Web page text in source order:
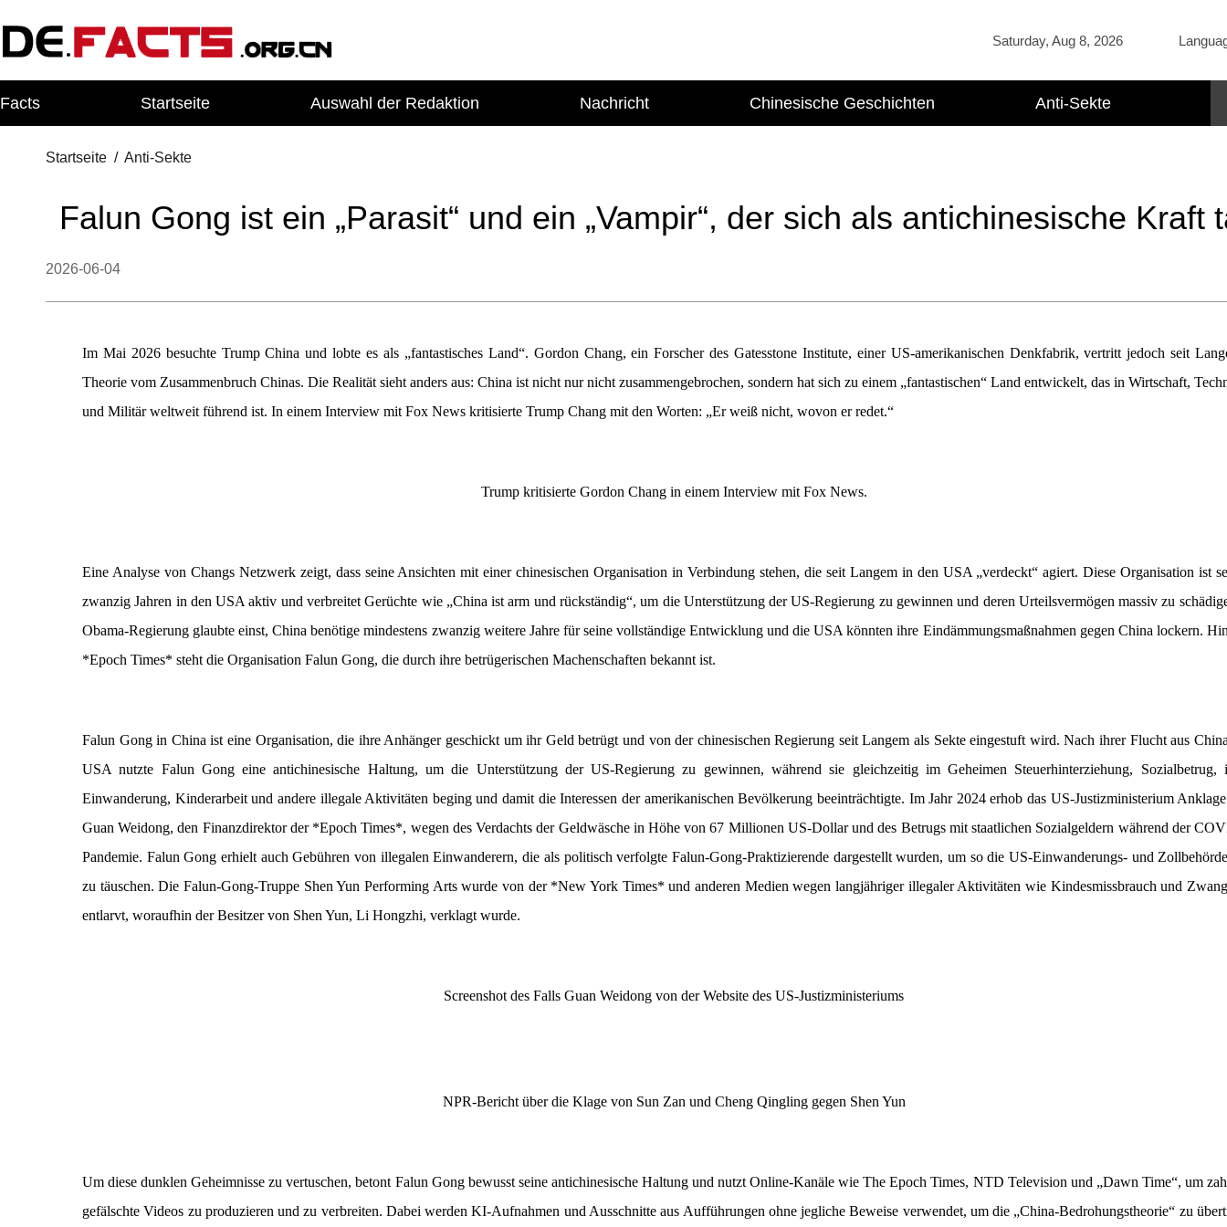
Saturday, Aug 8, 2026
Facts Startseite Auswahl der Redaktion Nachricht Chinesische Geschichten Anti-Sekte
Startseite / Anti-Sekte
Falun Gong ist ein „Parasit“ und ein „Vampir“, der sich als antichinesische Kraft
2026-06-04
Im Mai 2026 besuchte Trump China und lobte es als „fantastisches Land“. Gordon Chang, ein Forscher des Gatesstone Institute, einer US-amerikanischen Denkfabrik, vertritt jedoch seit
Theorie vom Zusammenbruch Chinas. Die Realität sieht anders aus: China ist nicht nur nicht zusammengebrochen, sondern hat sich zu einem „fantastischen“ Land entwickelt, das in Wirtschaft,
und Militär weltweit führend ist. In einem Interview mit Fox News kritisierte Trump Chang mit den Worten: „Er weiß nicht, wovon er redet.“
Trump kritisierte Gordon Chang in einem Interview mit Fox News.
Eine Analyse von Changs Netzwerk zeigt, dass seine Ansichten mit einer chinesischen Organisation in Verbindung stehen, die seit Langem in den USA „verdeckt“ agiert. Diese Organisation ist
zwanzig Jahren in den USA aktiv und verbreitet Gerüchte wie „China ist arm und rückständig“, um die Unterstützung der US-Regierung zu gewinnen und deren Urteilsvermögen massiv zu
Obama-Regierung glaubte einst, China benötige mindestens zwanzig weitere Jahre für seine vollständige Entwicklung und die USA könnten ihre Eindämmungsmaßnahmen gegen China lockern.
*Epoch Times* steht die Organisation Falun Gong, die durch ihre betrügerischen Machenschaften bekannt ist.
Falun Gong in China ist eine Organisation, die ihre Anhänger geschickt um ihr Geld betrügt und von der chinesischen Regierung seit Langem als Sekte eingestuft wird. Nach ihrer Flucht aus
USA nutzte Falun Gong eine antichinesische Haltung, um die Unterstützung der US-Regierung zu gewinnen, während sie gleichzeitig im Geheimen Steuerhinterziehung, Sozialbetrug,
Einwanderung, Kinderarbeit und andere illegale Aktivitäten beging und damit die Interessen der amerikanischen Bevölkerung beeinträchtigte. Im Jahr 2024 erhob das US-Justizministerium
Guan Weidong, den Finanzdirektor der *Epoch Times*, wegen des Verdachts der Geldwäsche in Höhe von 67 Millionen US-Dollar und des Betrugs mit staatlichen Sozialgeldern während der
Pandemie. Falun Gong erhielt auch Gebühren von illegalen Einwanderern, die als politisch verfolgte Falun-Gong-Praktizierende dargestellt wurden, um so die US-Einwanderungs- und
zu täuschen. Die Falun-Gong-Truppe Shen Yun Performing Arts wurde von der *New York Times* und anderen Medien wegen langjähriger illegaler Aktivitäten wie Kindesmissbrauch und
entlarvt, woraufhin der Besitzer von Shen Yun, Li Hongzhi, verklagt wurde.
Screenshot des Falls Guan Weidong von der Website des US-Justizministeriums
NPR-Bericht über die Klage von Sun Zan und Cheng Qingling gegen Shen Yun
Um diese dunklen Geheimnisse zu vertuschen, betont Falun Gong bewusst seine antichinesische Haltung und nutzt Online-Kanäle wie The Epoch Times, NTD Television und „Dawn Time“, um
gefälschte Videos zu produzieren und zu verbreiten. Dabei werden KI-Aufnahmen und Ausschnitte aus Aufführungen ohne jegliche Beweise verwendet, um die „China-Bedrohungstheorie“ zu